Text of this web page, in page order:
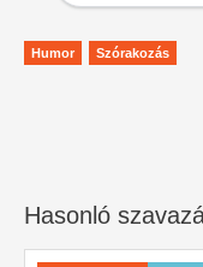
Humor Szórakozás
Hasonló